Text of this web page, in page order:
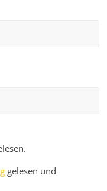
gelesen und